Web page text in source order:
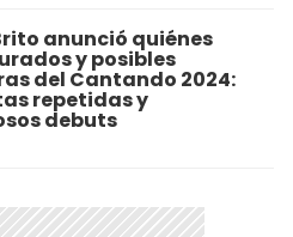
anunció quiénes
y posibles
del Cantando 2024:
repetidas y
debuts